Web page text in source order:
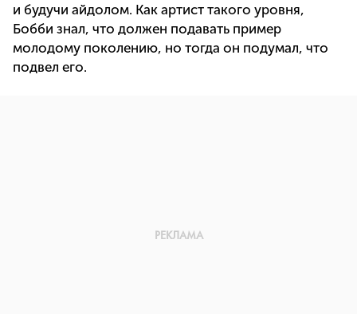
и будучи айдолом. Как артист такого уровня,
Бобби знал, что должен подавать пример
молодому поколению, но тогда он подумал, что
подвел его.